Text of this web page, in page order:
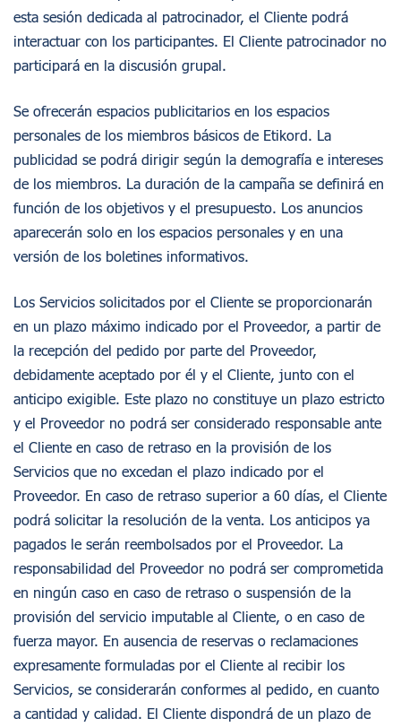
FAQ
esta sesión dedicada al patrocinador, el Cliente podrá
interactuar con los participantes. El Cliente patrocinador no
participará en la discusión grupal.
Se ofrecerán espacios publicitarios en los espacios
personales de los miembros básicos de Etikord. La
publicidad se podrá dirigir según la demografía e intereses
de los miembros. La duración de la campaña se definirá en
función de los objetivos y el presupuesto. Los anuncios
aparecerán solo en los espacios personales y en una
versión de los boletines informativos.
Los Servicios solicitados por el Cliente se proporcionarán
en un plazo máximo indicado por el Proveedor, a partir de
la recepción del pedido por parte del Proveedor,
debidamente aceptado por él y el Cliente, junto con el
anticipo exigible. Este plazo no constituye un plazo estricto
y el Proveedor no podrá ser considerado responsable ante
el Cliente en caso de retraso en la provisión de los
Servicios que no excedan el plazo indicado por el
Proveedor. En caso de retraso superior a 60 días, el Cliente
podrá solicitar la resolución de la venta. Los anticipos ya
pagados le serán reembolsados por el Proveedor. La
responsabilidad del Proveedor no podrá ser comprometida
en ningún caso en caso de retraso o suspensión de la
provisión del servicio imputable al Cliente, o en caso de
fuerza mayor. En ausencia de reservas o reclamaciones
expresamente formuladas por el Cliente al recibir los
Servicios, se considerarán conformes al pedido, en cuanto
a cantidad y calidad. El Cliente dispondrá de un plazo de